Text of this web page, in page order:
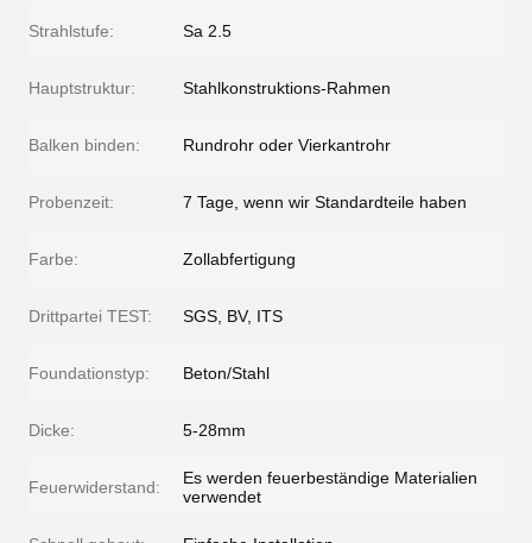
Strahlstufe: Sa 2.5
Hauptstruktur: Stahlkonstruktions-Rahmen
Balken binden: Rundrohr oder Vierkantrohr
Probenzeit: 7 Tage, wenn wir Standardteile haben
Farbe: Zollabfertigung
Drittpartei TEST: SGS, BV, ITS
Foundationstyp: Beton/Stahl
Dicke: 5-28mm
Feuerwiderstand:
Es werden feuerbeständige Materialien
verwendet